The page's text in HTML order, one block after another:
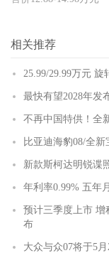
相关推荐
25.99/29.99万元
最快有望2028年发
不再中国特供！全
比亚迪海豹08/全
新款斯柯达明锐谍
年利率0.99% 五年
预计三季度上市 增
布
大众与众07将于5